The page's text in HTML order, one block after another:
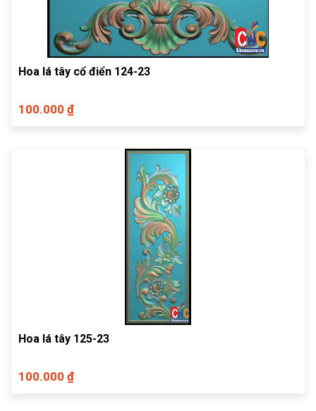
Hoa lá tây cổ điển 124-23
100.000 ₫
Hoa lá tây 125-23
100.000 ₫